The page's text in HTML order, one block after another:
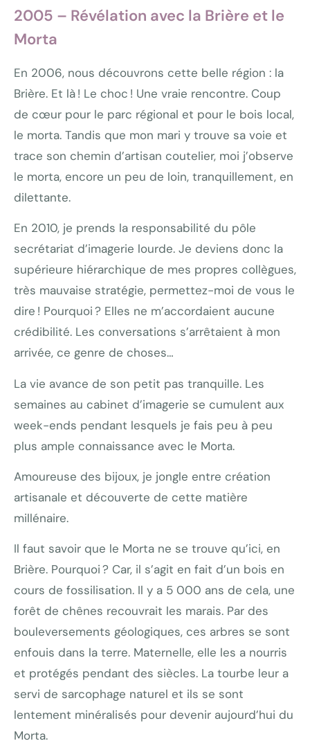
2005 – Révélation avec la Brière et le
Morta
En 2006, nous découvrons cette belle région : la
Brière. Et là ! Le choc ! Une vraie rencontre. Coup
de cœur pour le parc régional et pour le bois local,
le morta. Tandis que mon mari y trouve sa voie et
trace son chemin d’artisan coutelier, moi j’observe
le morta, encore un peu de loin, tranquillement, en
dilettante.
En 2010, je prends la responsabilité du pôle
secrétariat d’imagerie lourde. Je deviens donc la
supérieure hiérarchique de mes propres collègues,
très mauvaise stratégie, permettez-moi de vous le
dire ! Pourquoi ? Elles ne m’accordaient aucune
crédibilité. Les conversations s’arrêtaient à mon
arrivée, ce genre de choses…
La vie avance de son petit pas tranquille. Les
semaines au cabinet d’imagerie se cumulent aux
week-ends pendant lesquels je fais peu à peu
plus ample connaissance avec le Morta.
Amoureuse des bijoux, je jongle entre création
artisanale et découverte de cette matière
millénaire.
Il faut savoir que le Morta ne se trouve qu’ici, en
Brière. Pourquoi ? Car, il s’agit en fait d’un bois en
cours de fossilisation. Il y a 5 000 ans de cela, une
forêt de chênes recouvrait les marais. Par des
bouleversements géologiques, ces arbres se sont
enfouis dans la terre. Maternelle, elle les a nourris
et protégés pendant des siècles. La tourbe leur a
servi de sarcophage naturel et ils se sont
lentement minéralisés pour devenir aujourd’hui du
Morta.